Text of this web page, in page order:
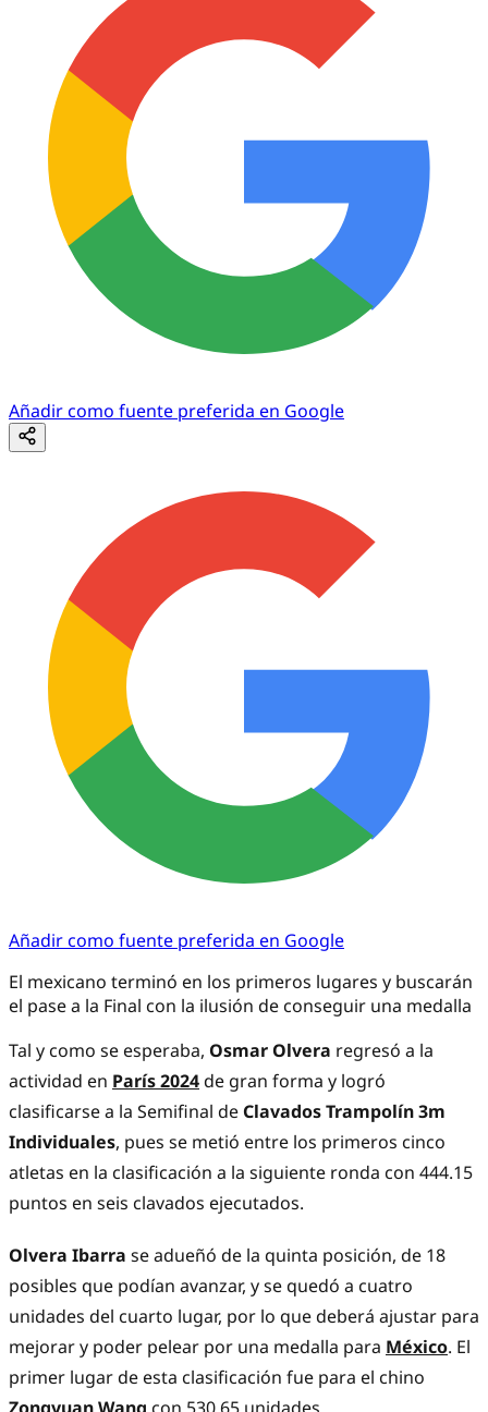
Añadir como fuente preferida en Google
Añadir como fuente preferida en Google
El mexicano terminó en los primeros lugares y buscarán
el pase a la Final con la ilusión de conseguir una medalla
Tal y como se esperaba, Osmar Olvera regresó a la
actividad en París 2024de gran forma y logró
clasificarse a la Semifinal de Clavados Trampolín 3m
Individuales, pues se metió entre los primeros cinco
atletas en la clasificación a la siguiente ronda con 444.15
puntos en seis clavados ejecutados.
Olvera Ibarra se adueñó de la quinta posición, de 18
posibles que podían avanzar, y se quedó a cuatro
unidades del cuarto lugar, por lo que deberá ajustar para
mejorar y poder pelear por una medalla para México. El
primer lugar de esta clasificación fue para el chino